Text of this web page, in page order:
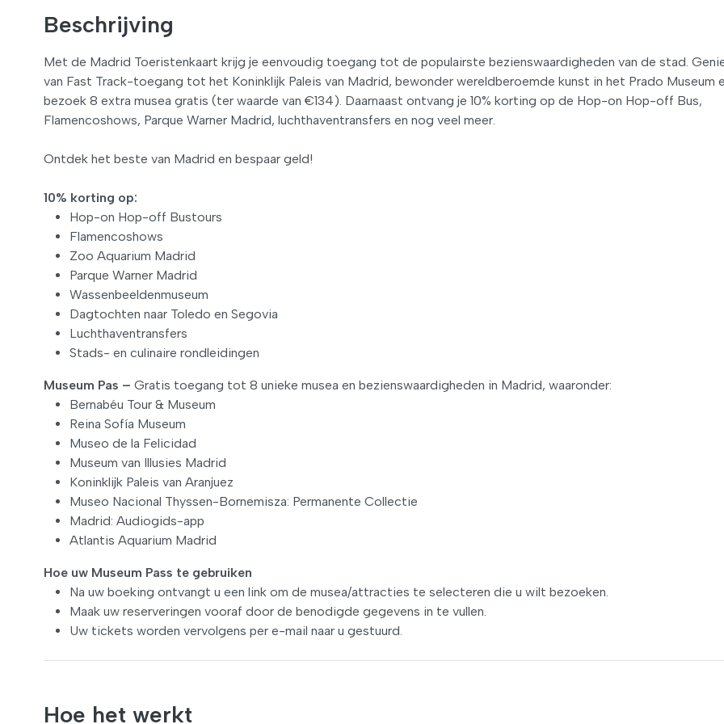
Beschrijving
Met de Madrid Toeristenkaart krijg je eenvoudig toegang tot de populairste bezienswaardigheden van de stad.
van Fast Track-toegang tot het Koninklijk Paleis van Madrid, bewonder wereldberoemde kunst in het Prado Museum
bezoek 8 extra musea gratis (ter waarde van €134). Daarnaast ontvang je 10% korting op de Hop-on Hop-off Bus,
Flamencoshows, Parque Warner Madrid, luchthaventransfers en nog veel meer.
Ontdek het beste van Madrid en bespaar geld!
10% korting op:
Hop-on Hop-off Bustours
Flamencoshows
Zoo Aquarium Madrid
Parque Warner Madrid
Wassenbeeldenmuseum
Dagtochten naar Toledo en Segovia
Luchthaventransfers
Stads- en culinaire rondleidingen
Museum Pas – Gratis toegang tot 8 unieke musea en bezienswaardigheden in Madrid, waaronder:
Bernabéu Tour & Museum
Reina Sofía Museum
Museo de la Felicidad
Museum van Illusies Madrid
Koninklijk Paleis van Aranjuez
Museo Nacional Thyssen-Bornemisza: Permanente Collectie
Madrid: Audiogids-app
Atlantis Aquarium Madrid
Hoe uw Museum Pass te gebruiken
Na uw boeking ontvangt u een link om de musea/attracties te selecteren die u wilt bezoeken.
Maak uw reserveringen vooraf door de benodigde gegevens in te vullen.
Uw tickets worden vervolgens per e-mail naar u gestuurd.
Hoe het werkt